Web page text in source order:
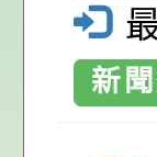
畫
請
年
祝
轉
員
「
新